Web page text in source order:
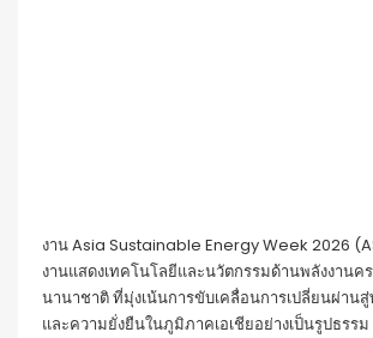
งาน Asia Sustainable Energy Week 2026
งานแสดงเทคโนโลยีและนวัตกรรมด้านพลังงานค
นานาชาติ ที่มุ่งเน้นการขับเคลื่อนการเปลี่ยนผ่าน
และความยั่งยืนในภูมิภาคเอเชียอย่างเป็นรูปธรร